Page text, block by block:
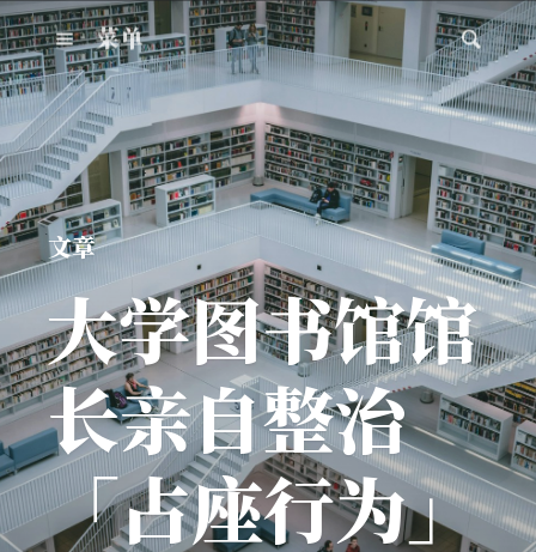
菜单
文章
大学图书馆馆
长亲自整治
「占座行为」